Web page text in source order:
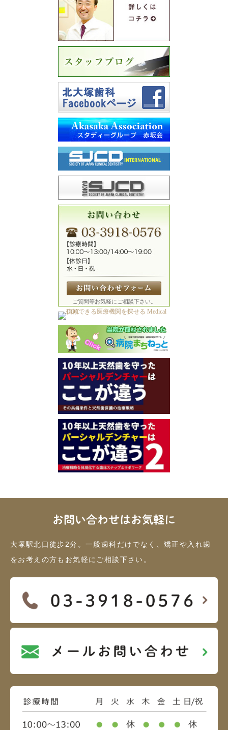
ご質問等お気軽にご相談下さい。
お問い合わせはお気軽に
大塚駅北口徒歩2分。一般歯科だけでなく、矯正や入れ歯
をお考えの方もお気軽にご相談下さい。